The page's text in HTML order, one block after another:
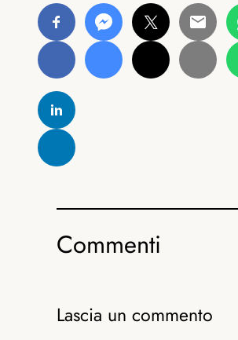
Commenti
Lascia un commento